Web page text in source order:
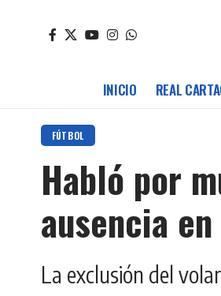
INICIO REAL
FÚTBOL
Habló por
ausencia
La exclusión del